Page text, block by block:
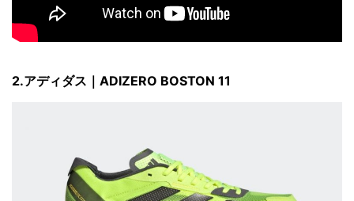
2.アディダス｜ ADIZERO BOSTON 11